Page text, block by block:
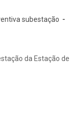
subestação
da Estação de